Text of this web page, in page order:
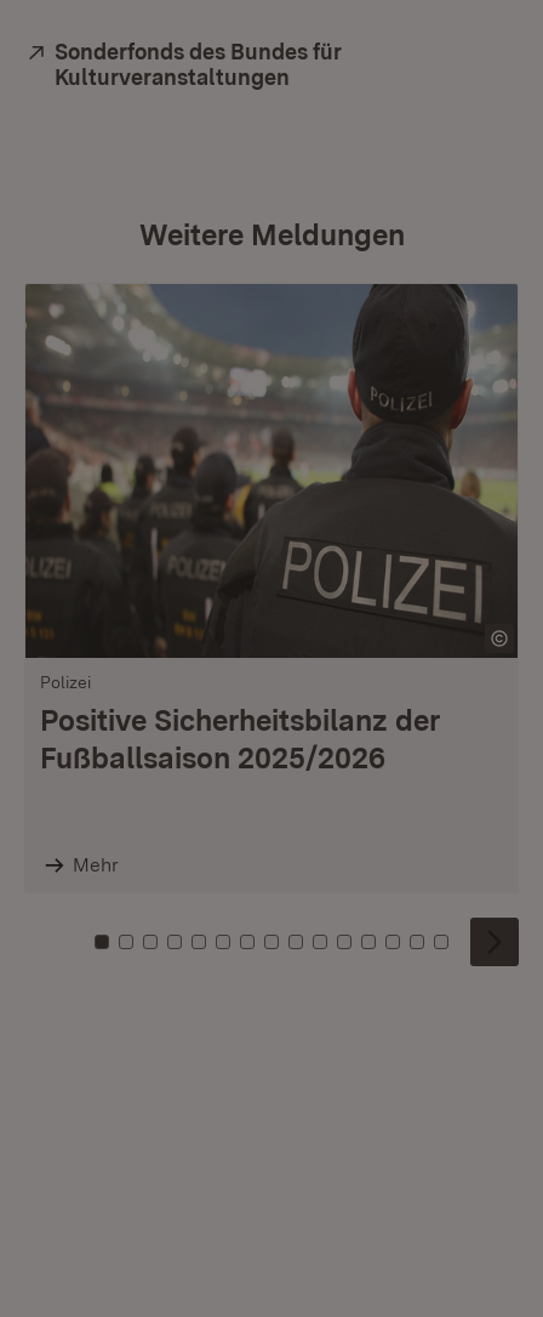
Extern:
Sonderfonds des Bundes für
Kulturveranstaltungen
Weitere Meldungen
Polizei
Positive Sicherheitsbilanz der
Fußballsaison 2025/2026
Mehr
Zu Kachel: 0
Zu Kachel: 1
Zu Kachel: 2
Zu Kachel: 3
Zu Kachel: 4
Zu Kachel: 5
Zu Kachel: 6
Zu Kachel: 7
Zu Kachel: 8
Zu Kachel: 9
Zu Kachel: 10
Zu Kachel: 11
Zu Kachel: 12
Zu Kachel:
Zu